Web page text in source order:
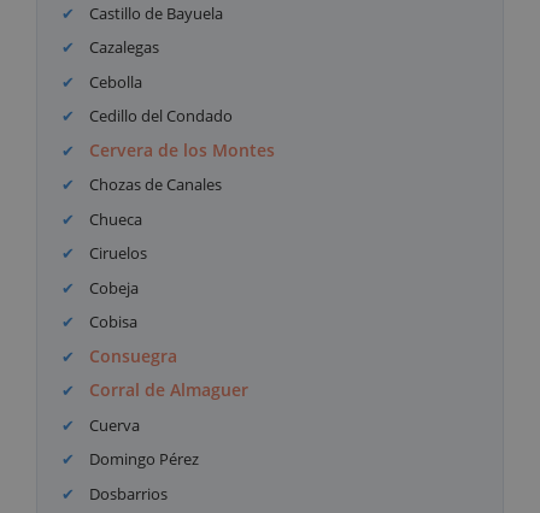
Castillo de Bayuela
Cazalegas
Cebolla
Cedillo del Condado
Cervera de los Montes
Chozas de Canales
Chueca
Ciruelos
Cobeja
Cobisa
Consuegra
Corral de Almaguer
Cuerva
Domingo Pérez
Dosbarrios